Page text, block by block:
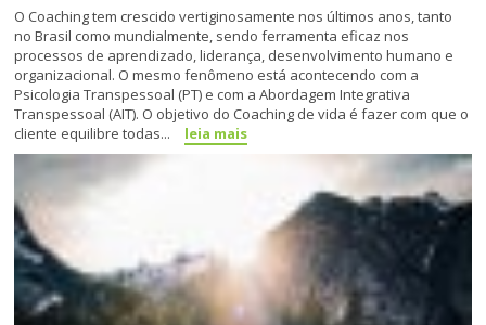
O Coaching tem crescido vertiginosamente nos últimos anos, tanto
no Brasil como mundialmente, sendo ferramenta eficaz nos
processos de aprendizado, liderança, desenvolvimento humano e
organizacional. O mesmo fenômeno está acontecendo com a
Psicologia Transpessoal (PT) e com a Abordagem Integrativa
Transpessoal (AIT). O objetivo do Coaching de vida é fazer com que o
cliente equilibre todas...
leia mais